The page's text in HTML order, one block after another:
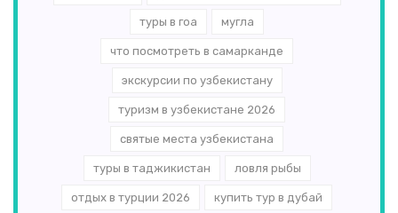
туры в гоа мугла
что посмотреть в самарканде
экскурсии по узбекистану
туризм в узбекистане 2026
святые места узбекистана
туры в таджикистан ловля рыбы
отдых в турции 2026 купить тур в дубай